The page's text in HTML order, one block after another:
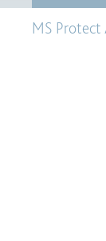
MS Protect